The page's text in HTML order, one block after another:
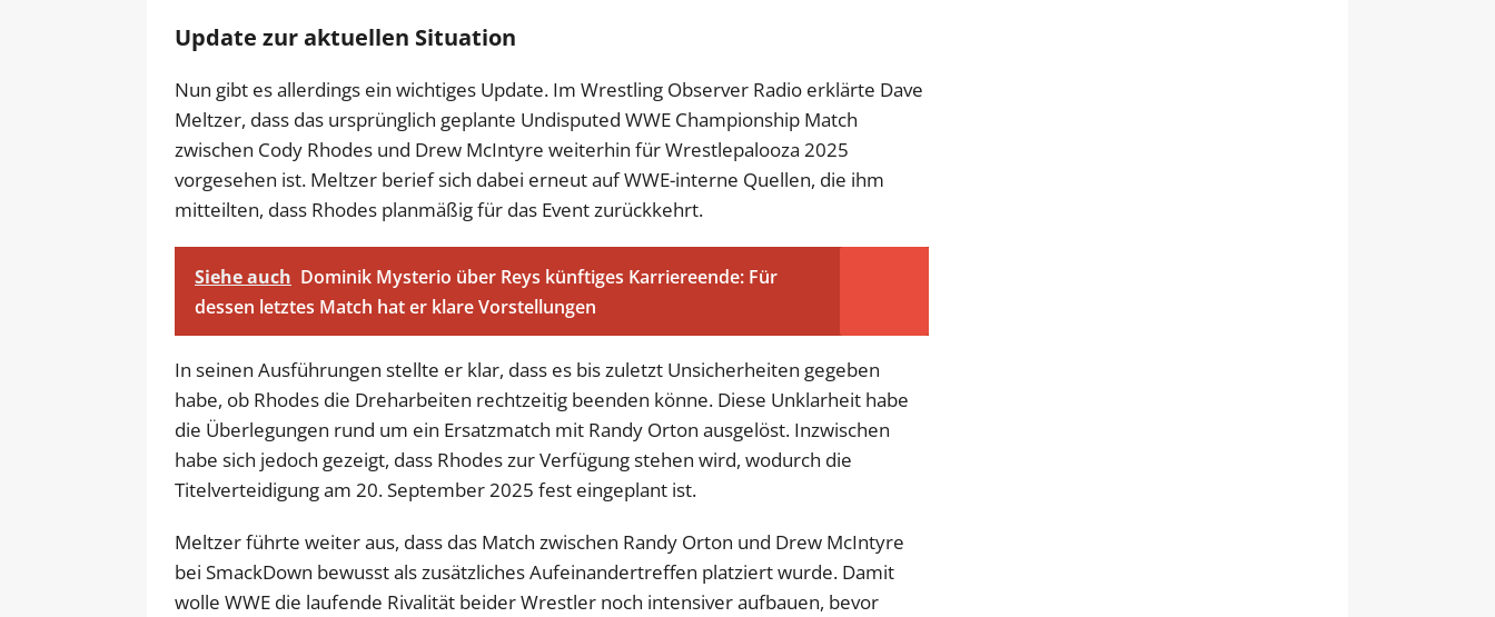
Update zur aktuellen Situation
Nun gibt es allerdings ein wichtiges Update. Im Wrestling Observer Radio erklärte Dave
Meltzer, dass das ursprünglich geplante Undisputed WWE Championship Match
zwischen Cody Rhodes und Drew McIntyre weiterhin für Wrestlepalooza 2025
vorgesehen ist. Meltzer berief sich dabei erneut auf WWE-interne Quellen, die ihm
mitteilten, dass Rhodes planmäßig für das Event zurückkehrt.
Siehe auch Dominik Mysterio über Reys künftiges Karriereende: Für
dessen letztes Match hat er klare Vorstellungen
In seinen Ausführungen stellte er klar, dass es bis zuletzt Unsicherheiten gegeben
habe, ob Rhodes die Dreharbeiten rechtzeitig beenden könne. Diese Unklarheit habe
die Überlegungen rund um ein Ersatzmatch mit Randy Orton ausgelöst. Inzwischen
habe sich jedoch gezeigt, dass Rhodes zur Verfügung stehen wird, wodurch die
Titelverteidigung am 20. September 2025 fest eingeplant ist.
Meltzer führte weiter aus, dass das Match zwischen Randy Orton und Drew McIntyre
bei SmackDown bewusst als zusätzliches Aufeinandertreffen platziert wurde. Damit
wolle WWE die laufende Rivalität beider Wrestler noch intensiver aufbauen, bevor